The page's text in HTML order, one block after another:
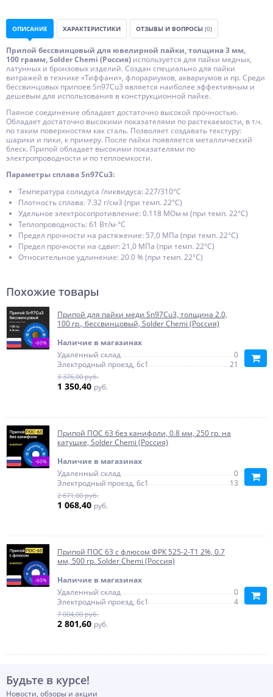
ОПИСАНИЕ ХАРАКТЕРИСТИКИ ОТЗЫВЫ И ВОПРОСЫ (0)
Припой бессвинцовый для ювелирной пайки, толщина 3 мм,
100 грамм, Solder Chemi (Россия) используется для пайки медных,
латунных и бронзовых изделий. Создан специально для пайки
витражей в технике «Тиффани», флорариумов, аквариумов и пр. Среди
бессвинцовых припоев Sn97Cu3 является наиболее эффективным и
дешевым для использования в конструкционной пайке.
Паяное соединение обладает достаточно высокой прочностью.
Обладает достаточно высокими показателями по растекаемости, в т.ч.
по таким поверхностям как сталь. Позволяет создавать текстуру:
шарики и пики, к примеру. После пайки появляется металлический
блеск. Припой обладает высокими показателями по
электропроводности и по теплоемкости.
Параметры сплава Sn97Cu3:
Температура солидуса /ликвидуса: 227/310°С
Плотность сплава: 7.32 г/см3 (при темп. 22°С)
Удельное электросопротивление: 0.118 МОм∙м (при темп. 22°С)
Теплопроводность: 61 Вт/м∙°С
Предел прочности на растяжение: 57,0 МПа (при темп. 22°С)
Предел прочности на сдвиг: 21,0 МПа (при темп. 22°С)
Относительное удлинение: 20.0 % (при темп. 22°С)
Похожие товары
-60%
Припой для пайки меди Sn97Cu3, толщина 2.0,
100 гр., бессвинцовый, Solder Chemi (Россия)
Наличие в магазинах
Удаленный склад
0
Электродный проезд, 6с1
21
3 376,00 руб.
1 350,40 руб.
-60%
Припой ПОС 63 без канифоли, 0.8 мм, 250 гр. на
катушке, Solder Chemi (Россия)
Наличие в магазинах
Удаленный склад
0
Электродный проезд, 6с1
13
2 671,00 руб.
1 068,40 руб.
-60%
Припой ПОС 63 с флюсом ФРК 525-2-Т1 2%, 0.7
мм, 500 гр. Solder Chemi (Россия)
Наличие в магазинах
Удаленный склад
0
Электродный проезд, 6с1
4
7 004,00 руб.
2 801,60 руб.
Будьте в курсе!
Новости, обзоры и акции